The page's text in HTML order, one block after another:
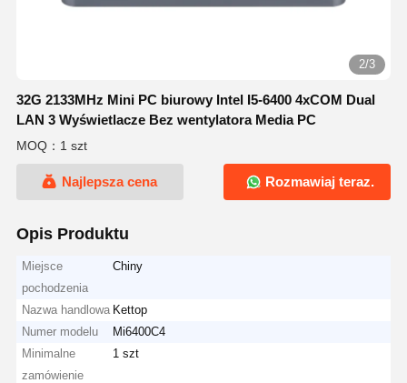
2/3
32G 2133MHz Mini PC biurowy Intel I5-6400 4xCOM Dual
LAN 3 Wyświetlacze Bez wentylatora Media PC
MOQ：1 szt
Najlepsza cena Rozmawiaj teraz.
Opis Produktu
Miejsce
pochodzenia
Chiny
Nazwa handlowa Kettop
Numer modelu
Mi6400C4
Minimalne
zamówienie
1 szt